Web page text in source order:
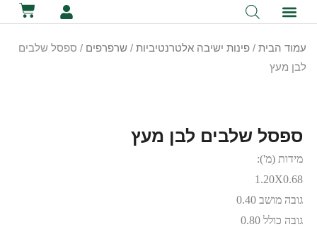
לתוכן
ספסל שלבים לבן מעץ
מידות (מ'):
1.20X0.68
גובה מושב 0.40
גובה כולל 0.80
עמוד הבית / פינות ישיבה אלטרנטיביות / שרפרפים / ספסל שלבים
לבן מעץ